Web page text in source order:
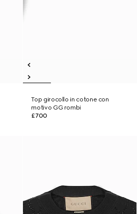
Top girocollo in cotone con
motivo GG rombi
£700